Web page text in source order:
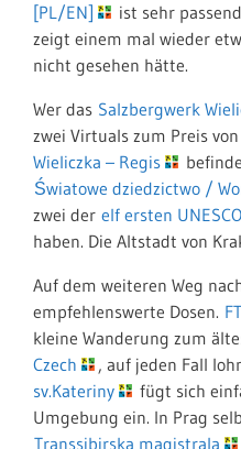
[PL/EN]
ist sehr
zeigt einem mal wieder
nicht gesehen hätte.
Wer das Salzbergwerk
zwei Virtuals zum Preis
Wieliczka – Regis
Światowe dziedzictwo /
zwei der elf ersten
haben. Die Altstadt von
Auf dem weiteren Weg
empfehlenswerte Dosen.
kleine Wanderung zum
Czech
, auf jeden Fall
sv.Kateriny
fügt sich
Umgebung ein. In Prag
Transsibirska magistrala